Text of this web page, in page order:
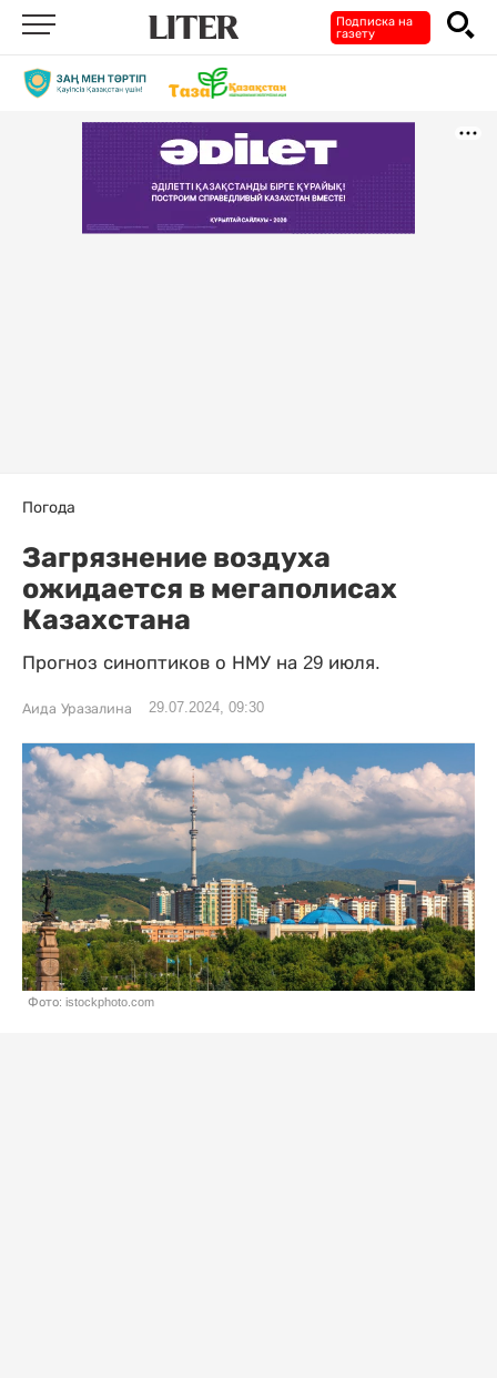
Подписка на
газету
Погода
Загрязнение воздуха
ожидается в мегаполисах
Казахстана
Прогноз синоптиков о НМУ на 29 июля.
Аида Уразалина 29.07.2024, 09:30
Фото: istockphoto.com